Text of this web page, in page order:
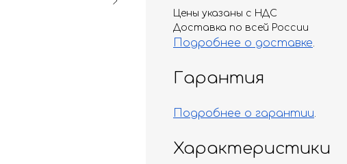
Цены указаны с НДС
Доставка по всей России
Подробнее о доставке.
Гарантия
Подробнее о гарантии.
Характеристики